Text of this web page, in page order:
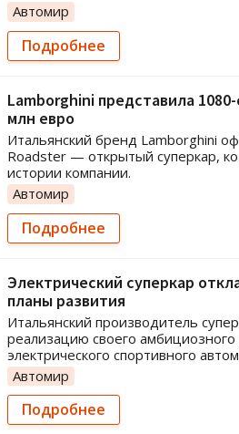
Автомир
Подробнее
Lamborghini представила
млн евро
Итальянский бренд Lamborghini
Roadster — открытый суперкар,
истории компании.
Автомир
Подробнее
Электрический суперкар
планы развития
Итальянский производитель
реализацию своего
электрического спортивного
Автомир
Подробнее